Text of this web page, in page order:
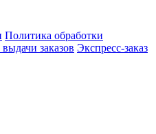
Политика обработки
заказов Экспресс-заказ